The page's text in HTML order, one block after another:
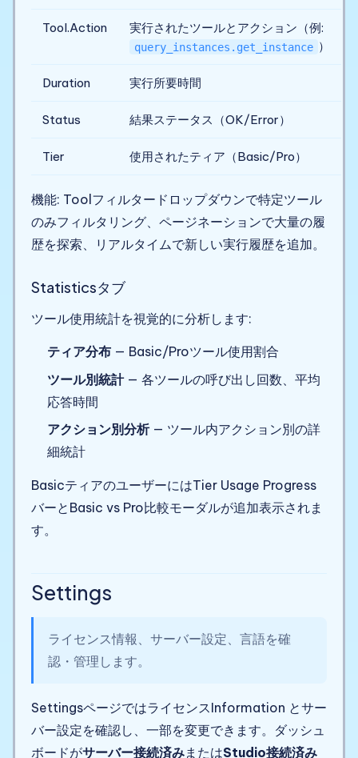
Tool.Action 実行されたツールとアクション（例:
query_instances.get_instance ）
Duration 実行所要時間
Status 結果ステータス（OK/Error）
Tier 使用されたティア（Basic/Pro）
機能: Toolフィルタードロップダウンで特定ツール
のみフィルタリング、ページネーションで大量の履
歴を探索、リアルタイムで新しい実行履歴を追加。
Statisticsタブ
ツール使用統計を視覚的に分析します:
ティア分布 — Basic/Proツール使用割合
ツール別統計— 各ツールの呼び出し回数、平均
応答時間
アクション別分析— ツール内アクション別の詳
細統計
BasicティアのユーザーにはTier Usage Progress
バーとBasic vs Pro比較モーダルが追加表示されま
す。
Settings
ライセンス情報、サーバー設定、言語を確
認・管理します。
SettingsページではライセンスInformation とサー
バー設定を確認し、一部を変更できます。ダッシュ
ボードがサーバー接続済みまたはStudio接続済み